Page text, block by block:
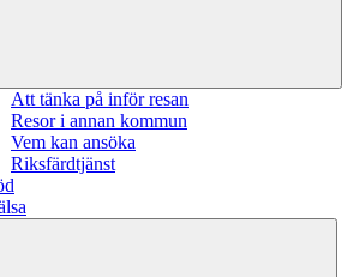
Att tänka på inför resan
Resor i annan kommun
Vem kan ansöka
Riksfärdtjänst